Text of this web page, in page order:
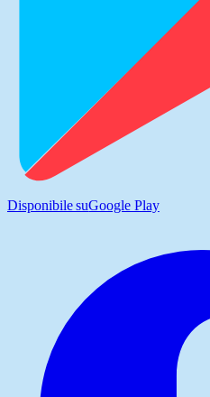
Disponibile suGoogle Play